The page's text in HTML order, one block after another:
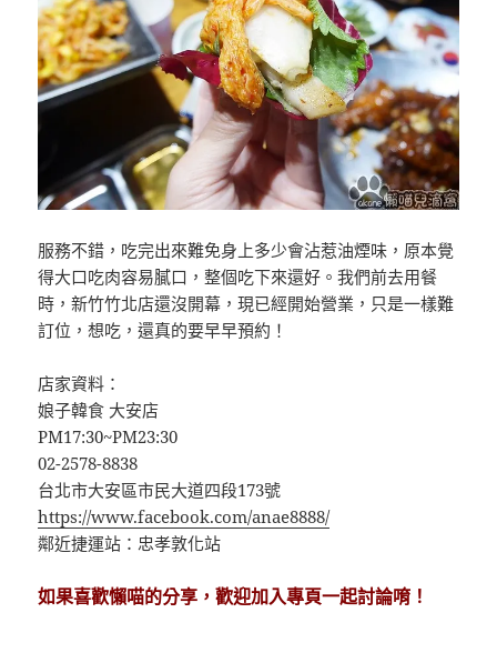
服務不錯，吃完出來難免身上多少會沾惹油煙味，原本覺
得大口吃肉容易膩口，整個吃下來還好。我們前去用餐
時，新竹竹北店還沒開幕，現已經開始營業，只是一樣難
訂位，想吃，還真的要早早預約！
店家資料：
娘子韓食 大安店
PM17:30~PM23:30
02-2578-8838
台北市大安區市民大道四段173號
https://www.facebook.com/anae8888/
鄰近捷運站：忠孝敦化站
如果喜歡懶喵的分享，歡迎加入專頁一起討論唷！